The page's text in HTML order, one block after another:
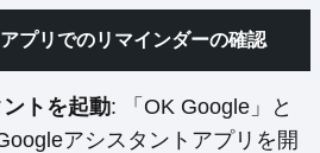
プリでのリマインダーの確認
トを起動: 「OK Google」と
アシスタントアプリを開